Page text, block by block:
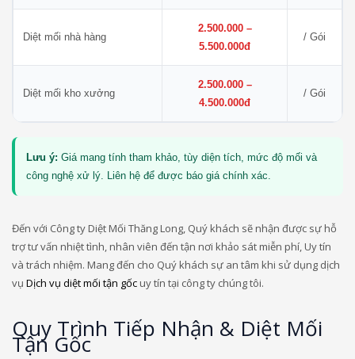
Diệt mối nhà hàng
2.500.000 –
5.500.000đ
/ Gói
Diệt mối kho xưởng
2.500.000 –
4.500.000đ
/ Gói
Lưu ý: Giá mang tính tham khảo, tùy diện tích, mức độ mối và
công nghệ xử lý. Liên hệ để được báo giá chính xác.
Đến với Công ty Diệt Mối Thăng Long, Quý khách sẽ nhận được sự hỗ
trợ tư vấn nhiệt tình, nhân viên đến tận nơi khảo sát miễn phí, Uy tín
và trách nhiệm. Mang đến cho Quý khách sự an tâm khi sử dụng dịch
vụ Dịch vụ diệt mối tận gốcuy tín tại công ty chúng tôi.
Quy Trình Tiếp Nhận & Diệt Mối
Tận Gốc